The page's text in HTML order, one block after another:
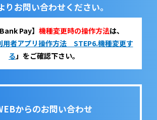
りお問い合わせください。
Pay】 機種変更時の操作方法は、
用者アプリ操作方法 STEP6.機種変更す
る」をご確認下さい。
からのお問い合わせ